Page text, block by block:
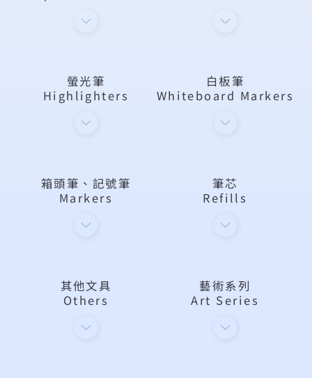
螢光筆
Highlighters
白板筆
Whiteboard Markers
箱頭筆、記號筆
Markers
筆芯
Refills
其他文具
Others
藝術系列
Art Series